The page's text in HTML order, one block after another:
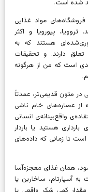
شده است.
مواد غذایی
پیورویا و اکثر
هستند که به
دارند. و تحقیقات
جدی است که من از هرگونه
در متون قدیمی‌تر، عمدتاً
از عصاره‌های خام ناشی
واقع‌بینانه‌ی انسانی
هستید یا باردار
تا زمانی که داده‌های
همان غذای معجزه‌آسا
آسپارتام، ساخارین یا